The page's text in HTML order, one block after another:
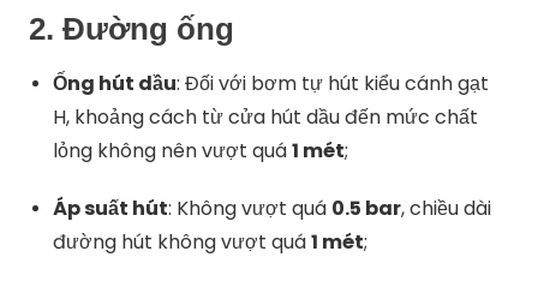
2.Đường ống
Ống hút dầu: Đối với bơm tự hút kiểu cánh gạt
H, khoảng cách từ cửa hút dầu đến mức chất
lỏng không nên vượt quá1 mét;
Áp suất hút: Không vượt quá 0.5 bar, chiều dài
đường hút không vượt quá1 mét;